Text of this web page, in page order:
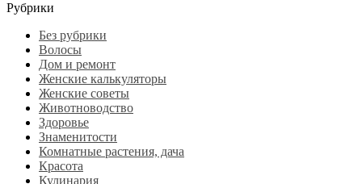
Рубрики
Без рубрики
Волосы
Дом и ремонт
Женские калькуляторы
Женские советы
Животноводство
Здоровье
Знаменитости
Комнатные растения, дача
Красота
Кулинария